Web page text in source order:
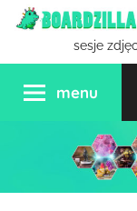
Przejdź
treści
sesje
menu